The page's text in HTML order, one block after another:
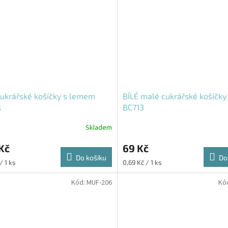
košíčky s lemem
Skladem
1 ks
Do košíku
BÍLÉ malé cukrářské
BC713
69 Kč
Měrná
0,69 Kč / 1 ks
Kód: MUF-206